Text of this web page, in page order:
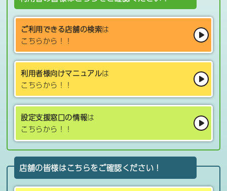
ご利用できる店舗の検索は
こちらから！！
利用者様向けマニュアルは
こちらから！！
設定支援窓口の情報は
こちらから！！
店舗の皆様はこちらをご確認ください！